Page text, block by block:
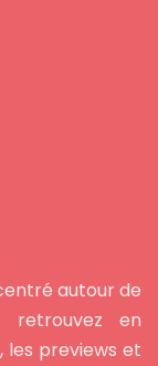
autour de
retrouvez en
les previews et